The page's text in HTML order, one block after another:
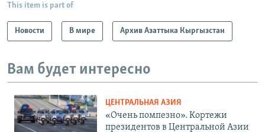
This item is part of
Новости В мире Архив Азаттыка Кыргызстан
Вам будет интересно
ЦЕНТРАЛЬНАЯ АЗИЯ
«Очень помпезно». Кортежи
президентов в Центральной Азии